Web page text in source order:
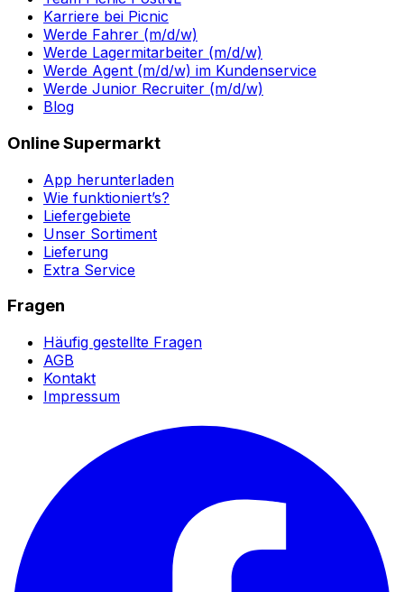
Karriere bei Picnic
Werde Fahrer (m/d/w)
Werde Lagermitarbeiter (m/d/w)
Werde Agent (m/d/w) im Kundenservice
Werde Junior Recruiter (m/d/w)
Blog
Online Supermarkt
App herunterladen
Wie funktioniert’s?
Liefergebiete
Unser Sortiment
Lieferung
Extra Service
Fragen
Häufig gestellte Fragen
AGB
Kontakt
Impressum